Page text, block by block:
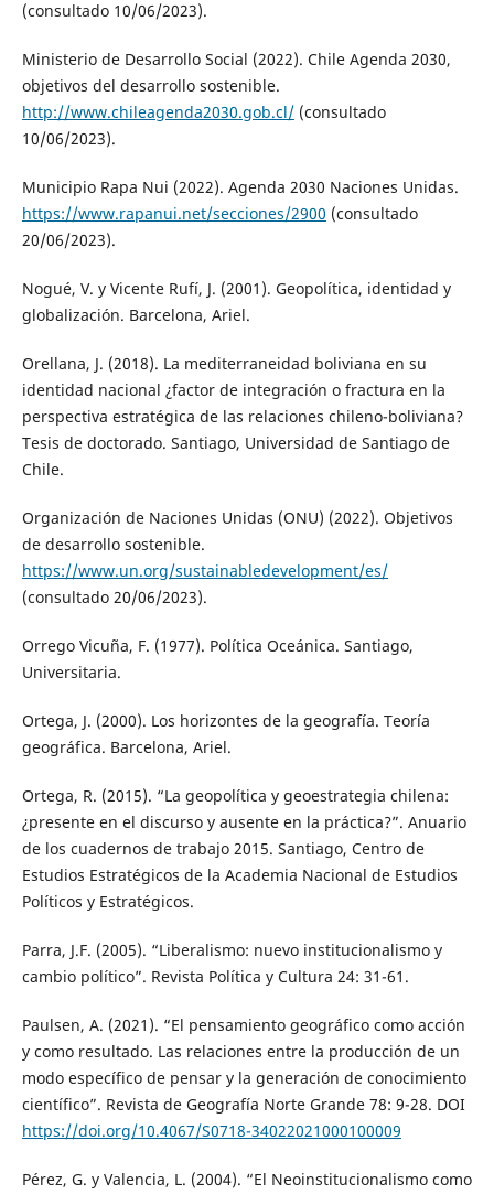
(consultado 10/06/2023).
Ministerio de Desarrollo Social (2022). Chile Agenda 2030,
objetivos del desarrollo sostenible.
http://www.chileagenda2030.gob.cl/(consultado
10/06/2023).
Municipio Rapa Nui (2022). Agenda 2030 Naciones Unidas.
https://www.rapanui.net/secciones/2900 (consultado
20/06/2023).
Nogué, V. y Vicente Rufí, J. (2001). Geopolítica, identidad y
globalización. Barcelona, Ariel.
Orellana, J. (2018). La mediterraneidad boliviana en su
identidad nacional ¿factor de integración o fractura en la
perspectiva estratégica de las relaciones chileno-boliviana?
Tesis de doctorado. Santiago, Universidad de Santiago de
Chile.
Organización de Naciones Unidas (ONU) (2022). Objetivos
de desarrollo sostenible.
https://www.un.org/sustainabledevelopment/es/
(consultado 20/06/2023).
Orrego Vicuña, F. (1977). Política Oceánica. Santiago,
Universitaria.
Ortega, J. (2000). Los horizontes de la geografía. Teoría
geográfica. Barcelona, Ariel.
Ortega, R. (2015). “La geopolítica y geoestrategia chilena:
¿presente en el discurso y ausente en la práctica?”. Anuario
de los cuadernos de trabajo 2015. Santiago, Centro de
Estudios Estratégicos de la Academia Nacional de Estudios
Políticos y Estratégicos.
Parra, J.F. (2005). “Liberalismo: nuevo institucionalismo y
cambio político”. Revista Política y Cultura 24: 31-61.
Paulsen, A. (2021). “El pensamiento geográfico como acción
y como resultado. Las relaciones entre la producción de un
modo específico de pensar y la generación de conocimiento
científico”. Revista de Geografía Norte Grande 78: 9-28. DOI
https://doi.org/10.4067/S0718-34022021000100009
Pérez, G. y Valencia, L. (2004). “El Neoinstitucionalismo como